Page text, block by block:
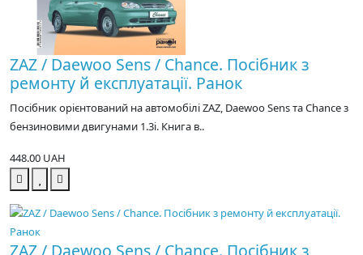
ZAZ / Daewoo Sens / Chance. Посібник з
ремонту й експлуатації. Ранок
Посібник орієнтований на автомобілі ZAZ, Daewoo Sens та Chance з
бензиновими двигунами 1.3i. Книга в..
448.00 UAH
ZAZ / Daewoo Sens / Chance. Посібник з